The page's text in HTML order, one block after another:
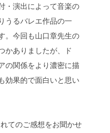
・演出によって音楽の
うるバレエ作品の一
。今回も山口章先生の
かありましたが、ド
の関係をより濃密に描
効果的で面白いと思い
てのご感想をお聞かせ